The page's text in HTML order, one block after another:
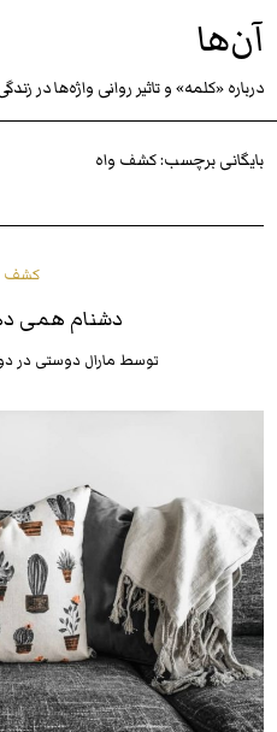
آن‌ها
درباره «كلمه» و تاثير روانى واژه‌ها در
بایگانی برچسب:کشف واه
کشف
دشنام همی
توسط مارال دوستی در